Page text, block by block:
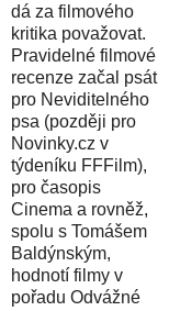
dá za filmového
kritika považovat.
Pravidelné filmové
recenze začal psát
pro Neviditelného
psa (později pro
Novinky.cz v
týdeníku FFFilm),
pro časopis
Cinema a rovněž,
spolu s Tomášem
Baldýnským,
hodnotí filmy v
pořadu Odvážné